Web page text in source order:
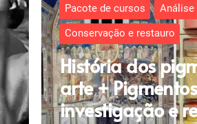
Pacote de cursos
Análise
Conservação e restauro
História dos
arte +
investigação e